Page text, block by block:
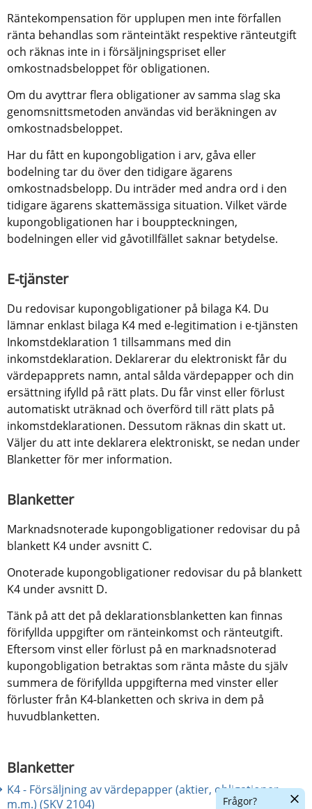
Räntekompensation för upplupen men inte förfallen
ränta behandlas som ränteintäkt respektive ränteutgift
och räknas inte in i försäljningspriset eller
omkostnadsbeloppet för obligationen.
Om du avyttrar flera obligationer av samma slag ska
genomsnittsmetoden användas vid beräkningen av
omkostnadsbeloppet.
Har du fått en kupongobligation i arv, gåva eller
bodelning tar du över den tidigare ägarens
omkostnadsbelopp. Du inträder med andra ord i den
tidigare ägarens skattemässiga situation. Vilket värde
kupongobligationen har i bouppteckningen,
bodelningen eller vid gåvotillfället saknar betydelse.
​E-tjänster
Du redovisar kupongobligationer på bilaga K4. Du
lämnar enklast bilaga K4 med e-legitimation i e-tjänsten
Inkomstdeklaration 1 tillsammans med din
inkomstdeklaration. Deklarerar du elektroniskt får du
värdepapprets namn, antal sålda värdepapper och din
ersättning ifylld på rätt plats. Du får vinst eller förlust
automatiskt uträknad och överförd till rätt plats på
inkomstdeklarationen. Dessutom räknas din skatt ut.
Väljer du att inte deklarera elektroniskt, se nedan under
Blanketter för mer information.
Blanketter
Marknadsnoterade kupongobligationer redovisar du på
blankett K4 under avsnitt C.
Onoterade kupongobligationer redovisar du på blankett
K4 under avsnitt D.
Tänk på att det på deklarationsblanketten kan finnas
förifyllda uppgifter om ränteinkomst och ränteutgift.
Eftersom vinst eller förlust på en marknadsnoterad
kupongobligation betraktas som ränta måste du själv
summera de förifyllda uppgifterna med vinster eller
förluster från K4-blanketten och skriva in dem på
huvudblanketten.
Blanketter
K4 - Försäljning av värdepapper (aktier, obligationer
m.m.) (SKV 2104)
Frågor?
Dölj